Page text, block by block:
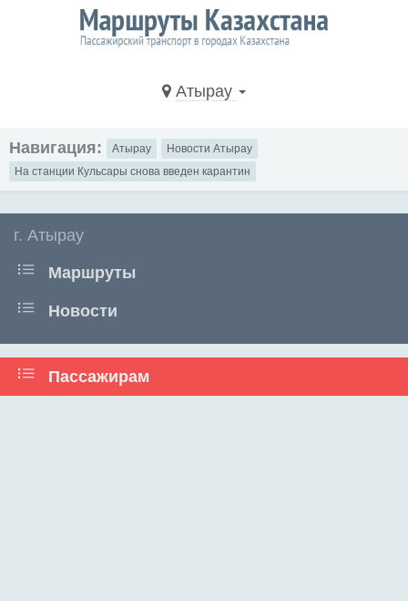
Атырау
Навигация: Атырау
Новости Атырау
На станции Кульсары снова введен карантин
г. Атырау
Маршруты
Новости
Пассажирам